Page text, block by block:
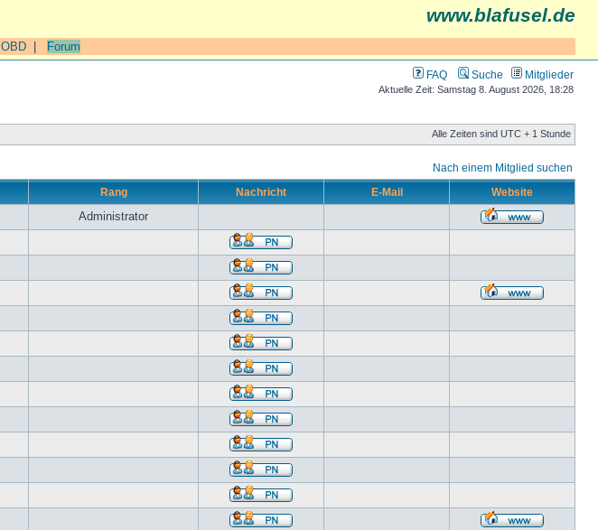
www.blafusel.de
OBD Forum
FAQ Suche Mitglieder
Aktuelle Zeit: Samstag 8. August 2026, 18:28
Alle Zeiten sind UTC + 1 Stunde
Nach einem Mitglied suchen
Rang Nachricht E-Mail Website
Administrator